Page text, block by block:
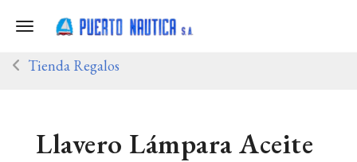
Toggle navigation
Tienda Regalos
Llavero Lámpara Aceite